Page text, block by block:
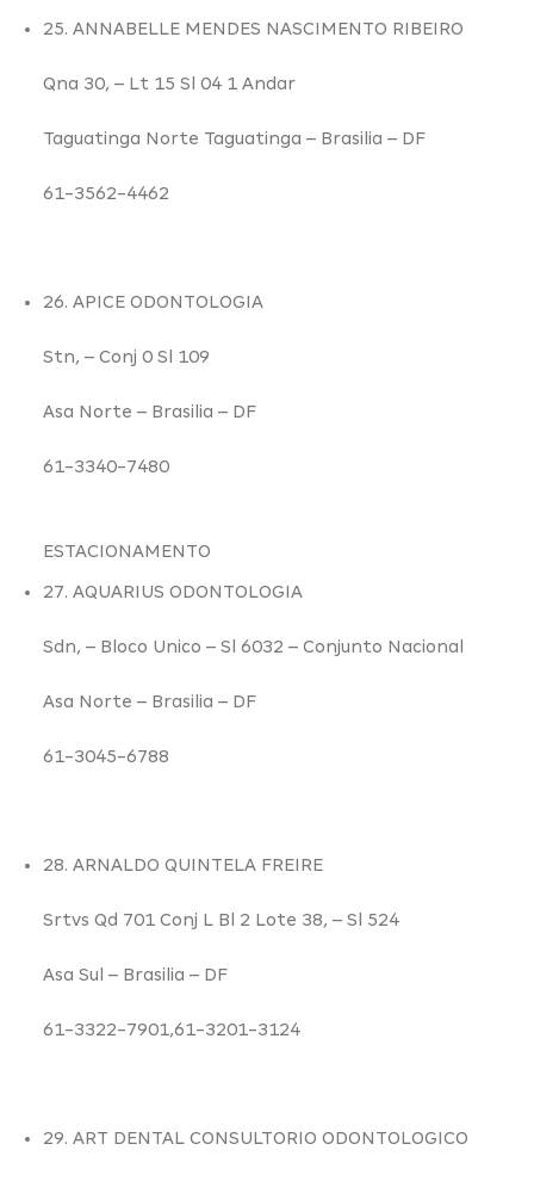
25. ANNABELLE MENDES NASCIMENTO RIBEIRO
Qna 30, – Lt 15 Sl 04 1 Andar
Taguatinga Norte Taguatinga – Brasilia – DF
61-3562-4462
26. APICE ODONTOLOGIA
Stn, – Conj 0 Sl 109
Asa Norte – Brasilia – DF
61-3340-7480
ESTACIONAMENTO
27. AQUARIUS ODONTOLOGIA
Sdn, – Bloco Unico – Sl 6032 – Conjunto Nacional
Asa Norte – Brasilia – DF
61-3045-6788
28. ARNALDO QUINTELA FREIRE
Srtvs Qd 701 Conj L Bl 2 Lote 38, – Sl 524
Asa Sul – Brasilia – DF
61-3322-7901,61-3201-3124
29. ART DENTAL CONSULTORIO ODONTOLOGICO